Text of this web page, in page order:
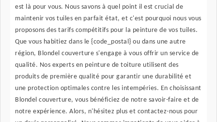
est là pour vous. Nous savons à quel point il est crucial de
maintenir vos tuiles en parfait état, et c'est pourquoi nous vous
proposons des tarifs compétitifs pour la peinture de vos tuiles.
Que vous habitiez dans le {code_postal} ou dans une autre
région, Blondel couverture s'engage à vous offrir un service de
qualité. Nos experts en peinture de toiture utilisent des
produits de première qualité pour garantir une durabilité et
une protection optimales contre les intempéries. En choisissant
Blondel couverture, vous bénéficiez de notre savoir-faire et de
notre expérience. Alors, n'hésitez plus et contactez-nous pour